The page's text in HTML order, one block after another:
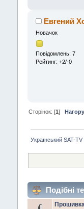
Евгений
Новачок
Повідомлень: 7
Рейтинг: +2/-0
Сторінок: [1]
Нагору
Український SAT-
Подібні
Прошивка